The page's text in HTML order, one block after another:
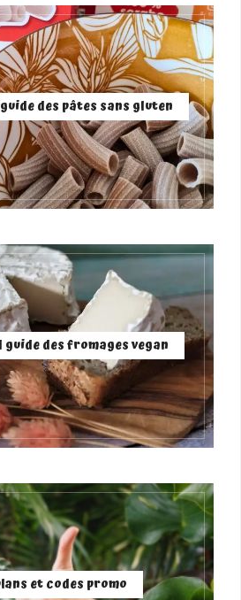
des pâtes sans gluten
guide des fromages vegan
et codes promo